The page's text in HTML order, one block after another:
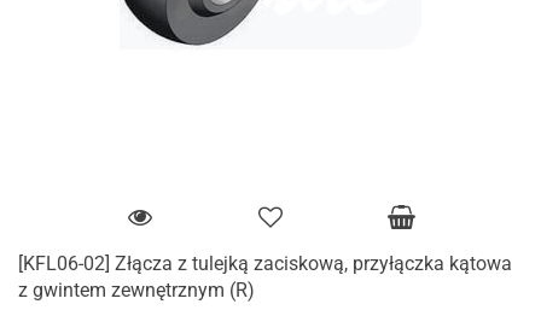
[KFL06-02] Złącza z tulejką zaciskową, przyłączka kątowa
z gwintem zewnętrznym (R)